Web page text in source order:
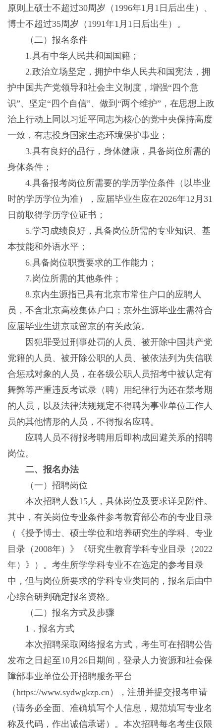
原则上硕士不超过30周岁（1996年1月1日后出生）、
博士不超过35周岁（1991年1月1日后出生）。
（二）报名条件
1.具有中华人民共和国国籍；
2.政治立场坚定，拥护中华人民共和国宪法，拥
护中国共产党领导和社会主义制度，增强“四个意
识”、坚定“四个自信”、做到“两个维护”，在思想上政
治上行动上同以习近平同志为核心的党中央保持高度
一致，有志投身国家生态环境保护事业；
3.具有良好的品行，身体健康，具备岗位所需的
身体条件；
4.具备报考岗位所需要的学历学位条件（以毕业
时的学历学位为准），应届毕业生应在2026年12月31
日前取得学历学位证书；
5.学习成绩良好，具备岗位所需的专业知识、基
本技能和外语水平；
6.具备岗位职责要求的工作能力；
7.岗位所需的其他条件；
8.京内生源指已具有北京市常住户口的应聘人
员，不含北京高校集体户口；京外生源毕业生需符合
应届毕业生进京或留京的有关政策。
因犯罪受过刑事处罚的人员、被开除中国共产党
党籍的人员、被开除公职的人员、被依法列为失信联
合惩戒对象的人员，在各级公职人员招考中被认定有
舞弊等严重违反考试录（聘）用纪律行为还在禁考期
的人员，以及法律法规规定不得聘为事业单位工作人
员的其他情形的人员，不得报名应聘。
应聘人员不得报考聘用后即构成回避关系的招聘
岗位。
二、报名办法
（一）招聘岗位
本次招聘人数15人，具体岗位及要求详见附件。
其中，有关岗位专业条件参考教育部公布的专业目录
（《授予博士、硕士学位和培养研究生的学科、专业
目录（2008年）》《研究生教育学科专业目录（2022
年）》）。考生所学学科专业不在选定的参考目录
中，但与岗位所要求的学科专业类同的，报名后由中
心综合研判确定报名资格。
（二）报名方式及步骤
1．报名方式
本次招聘采取网络报名方式，考生可在招聘公告
发布之日起至10月26日期间，登录人力资源和社会保
障部事业单位公开招聘服务平台
（https://www.sydwgkzp.cn），注册并提交报考申请
（请务必全面、准确填写个人信息，规范填写专业名
称及代码，作出诚信承诺）。本次招聘每名考生仅限